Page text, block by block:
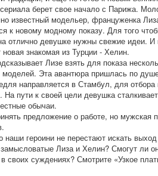
берет свое начало с Парижа.
известный модельер, француженка
к новому модному показу. Для того
отлично девушке нужны свежие идеи. И
новая знакомая из Турции - Хелин.
Лизе взять для показа
моделей. Эта авантюра пришлась по
направляется в Стамбул, для
На пути к своей цели девушка
обычаи.
предложение о работе, но мужская
героини не перестают искать
Лиза и Хелин? Смогут ли
своих суждениях? Смотрите «Узкое